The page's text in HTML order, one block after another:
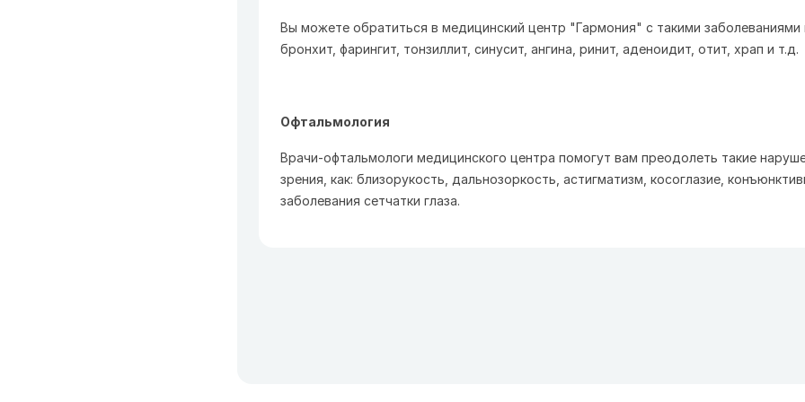
Вы можете обратиться в медицинский центр "Гармония" с такими заболеваниями
бронхит, фарингит, тонзиллит, синусит, ангина, ринит, аденоидит, отит, храп и т.д.
Офтальмология
Врачи-офтальмологи медицинского центра помогут вам преодолеть такие
зрения, как: близорукость, дальнозоркость, астигматизм, косоглазие,
заболевания сетчатки глаза.